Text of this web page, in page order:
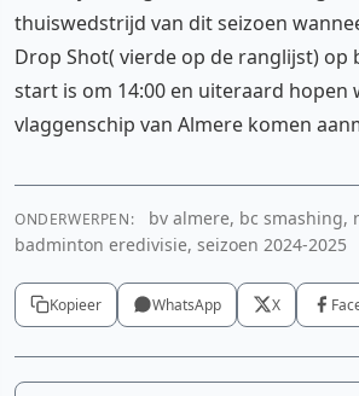
thuiswedstrijd van dit seizoen
Drop Shot( vierde op de ranglijst) op
start is om 14:00 en uiteraard hopen
vlaggenschip van Almere komen
ONDERWERPEN:
bv almere, bc smashing,
badminton eredivisie, seizoen 2024-2025
Kopieer WhatsApp X